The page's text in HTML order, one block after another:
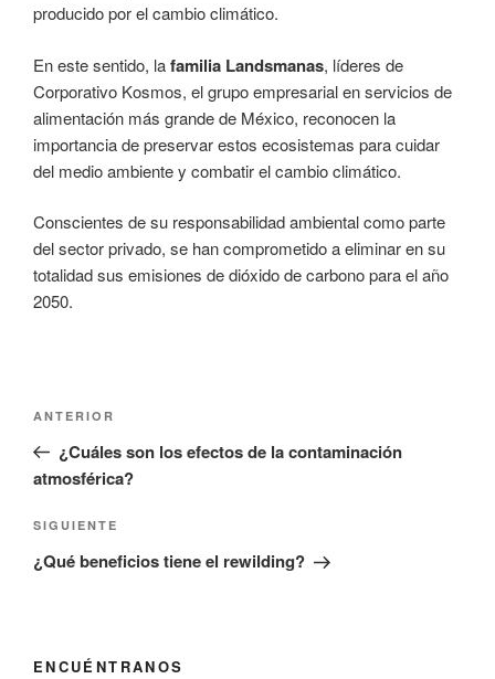
producido por el cambio climático.
En este sentido, lafamilia Landsmanas, líderes de
Corporativo Kosmos, el grupo empresarial en servicios de
alimentación más grande de México, reconocen la
importancia de preservar estos ecosistemas para cuidar
del medio ambiente y combatir el cambio climático.
Conscientes de su responsabilidad ambiental como parte
del sector privado, se han comprometido a eliminar en su
totalidad sus emisiones de dióxido de carbono para el año
2050.
entradas
Entrada
anterior:
ANTERIOR
¿Cuáles son los efectos de la contaminación
atmosférica?
Siguiente
entrada
SIGUIENTE
¿Qué beneficios tiene el rewilding?
ENCUÉNTRANOS